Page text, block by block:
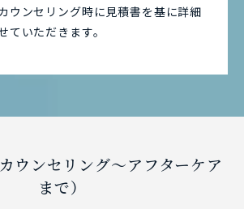
ウンセリング時に見積書を基に詳細
ていただきます。
ウンセリング〜アフターケア
まで）